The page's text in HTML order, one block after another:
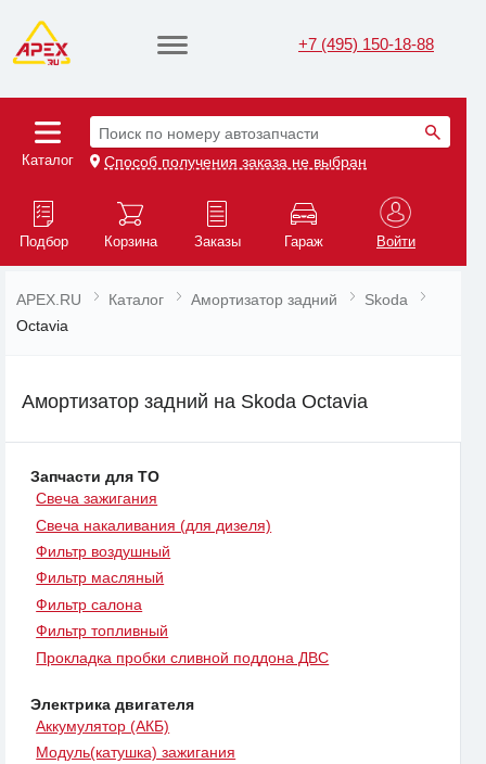
+7 (495) 150-18-88
Каталог
Поиск по номеру автозапчасти
Способ получения заказа не выбран
Подбор Корзина Заказы Гараж Войти
APEX.RU Каталог Амортизатор задний
Skoda
Octavia
Амортизатор задний на Skoda Octavia
Запчасти для ТО
Свеча зажигания
Свеча накаливания (для дизеля)
Фильтр воздушный
Фильтр масляный
Фильтр салона
Фильтр топливный
Прокладка пробки сливной поддона ДВС
Электрика двигателя
Аккумулятор (АКБ)
Модуль(катушка) зажигания